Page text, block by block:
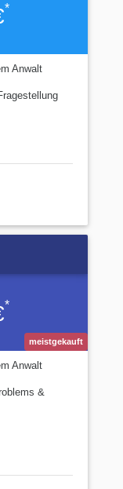
*
Anwalt
*
meistgekauft
Anwalt
&